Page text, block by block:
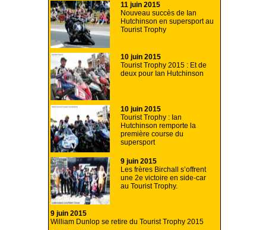
11 juin 2015
Nouveau succès de Ian
Hutchinson en supersport au
Tourist Trophy
10 juin 2015
Tourist Trophy 2015 : Et de
deux pour Ian Hutchinson
10 juin 2015
Tourist Trophy : Ian
Hutchinson remporte la
première course du
supersport
9 juin 2015
Les frères Birchall s’offrent
une 2e victoire en side-car
au Tourist Trophy.
9 juin 2015
William Dunlop se retire du Tourist Trophy 2015